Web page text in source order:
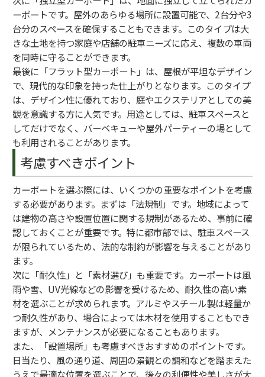
ーポートです。屋外のあらゆる場所に設置可能で、2台分や3
台分のスペースを確保することもできます。このタイプは大
きな土地を持つ家庭や店舗の駐車ニーズに応え、複数の車両
を同時に守ることができます。
最後に「フラット型カーポート」は、屋根が平坦なデザイン
で、現代的な印象を持った仕上がりとなります。このタイプ
は、デザイン性に優れており、庭やエクステリアとしての美
観を意識する方に人気です。用途としては、駐車スペースと
してだけでなく、バーベキューや屋外パーティーの場として
も利用されることがあります。
考慮すべきポイント
カーポートを選ぶ際には、いくつかの重要なポイントを考慮
する必要があります。まずは「法規制」です。地域によって
は建物の高さや設置位置に関する規制があるため、事前に確
認しておくことが重要です。特に都市部では、駐車スペース
が限られているため、法的な制約が影響を与えることがあり
ます。
次に「耐久性」と「素材選び」も重要です。カーポートは風
雨や雪、UV光線などの影響を受けるため、耐久性の高い素
材を選ぶことが求められます。アルミやスチール製は軽量か
つ耐久性があり、場合によっては木材を使用することもでき
ますが、メンテナンスが必要になることもあります。
また、「設置場所」も考慮すべきおすすめのポイントです。
日当たり、風の通り道、周囲の景観との調和などを踏まえた
うえで最適な位置を選ぶことで、後々の利便性や美しさが大